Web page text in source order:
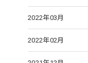
2022年03月
2022年02月